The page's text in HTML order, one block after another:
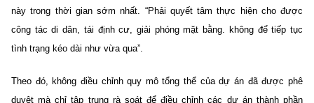
này trong thời gian sớm nhất. “Phải quyết tâm thực hiện cho được
công tác di dân, tái định cư, giải phóng mặt bằng. không để tiếp tục
tình trạng kéo dài như vừa qua”.
Theo đó, không điều chỉnh quy mô tổng thể của dự án đã được phê
duyệt mà chỉ tập trung rà soát để điều chỉnh các dự án thành phần